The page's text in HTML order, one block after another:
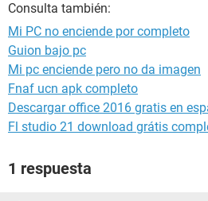
Consulta también:
Mi PC no enciende por completo
Guion bajo pc
Mi pc enciende pero no da imagen
Fnaf ucn apk completo
Descargar office 2016 gratis en
Fl studio 21 download grátis
1 respuesta